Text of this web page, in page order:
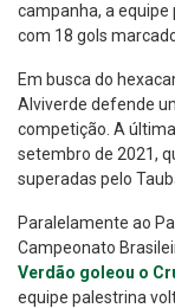
campanha, a
com 18 gols
Em busca do
Alviverde defende
competição. A
setembro de 2021,
superadas pelo
Paralelamente ao
Campeonato
Verdão goleou o
equipe palestrina